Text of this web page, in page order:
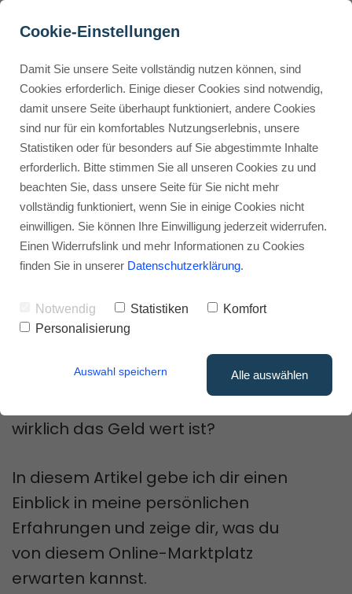
Buyer Personas erstellen
Landingpage optimieren
Internal Linking Tool
Fiverr Erfahrungen,
Übersicht, Preise und
Funktionen (2025)
Werbehinweis: Links mit Sternchen (*) sind Affiliate-Links. Kaufst
du darüber ein, erhalte ich eine Provision – ohne Mehrkosten für
dich.
Stephan Ochmann
Fiverr Erfahrungen:Eine tiefgehende
Analyse von Preisen und
wirklich das Geld wert ist?
In diesem Artikel gebe ich dir einen
Einblick in meine persönlichen
Erfahrungen und zeige dir, was du
von diesem Online-Marktplatz
erwarten kannst.
Cookie-Einstellungen
Damit Sie unsere Seite vollständig nutzen können, sind
Cookies erforderlich. Einige dieser Cookies sind notwendig,
damit unsere Seite überhaupt funktioniert, andere Cookies
sind nur für ein komfortables Nutzungserlebnis, unsere
Statistiken oder für besonders auf Sie abgestimmte Inhalte
erforderlich. Bitte stimmen Sie all unseren Cookies zu und
beachten Sie, dass unsere Seite für Sie nicht mehr
vollständig funktioniert, wenn Sie in einige Cookies nicht
einwilligen. Sie können Ihre Einwilligung jederzeit widerrufen.
Einen Widerrufslink und mehr Informationen zu Cookies
finden Sie in unserer Datenschutzerklärung.
Notwendig Statistiken
Komfort
Personalisierung
Auswahl speichern Alle auswählen